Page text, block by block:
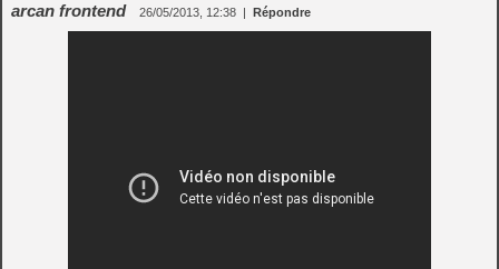
arcan frontend 26/05/2013, 12:38 | Répondre